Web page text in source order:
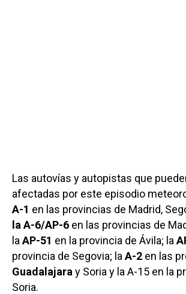
Las autovías y autopistas que
afectadas por este episodio
A-1 en las provincias de Madrid,
la A-6/AP-6 en las provincias de
la AP-51 en la provincia de Ávila; la
provincia de Segovia; la A-2 en las
Guadalajara y Soria y la A-15 en la
Soria.